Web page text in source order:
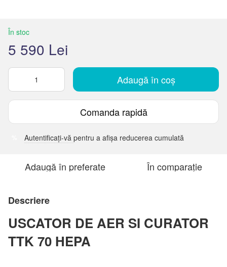
În stoc
5 590 Lei
Adaugă în coș
Comanda rapidă
Autentificați-vă pentru a afișa reducerea cumulată
Adaugă în preferate În comparație
Descriere
USCATOR DE AER SI CURATOR
TTK 70 HEPA